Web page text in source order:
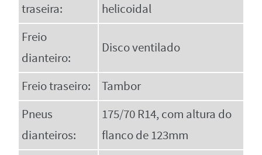
traseira:
helicoidal
Freio
dianteiro:
Disco ventilado
Freio traseiro:
Tambor
Pneus
dianteiros:
175/70 R14, com altura do
flanco de 123mm